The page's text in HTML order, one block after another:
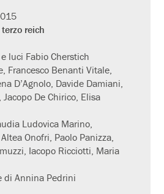
reich
luci Fabio Cherstich
Francesco Benanti Vitale,
D’Agnolo, Davide Damiani,
De Chirico, Elisa
Ludovica Marino,
Onofri, Paolo Panizza,
Iacopo Ricciotti, Maria
di Annina Pedrini